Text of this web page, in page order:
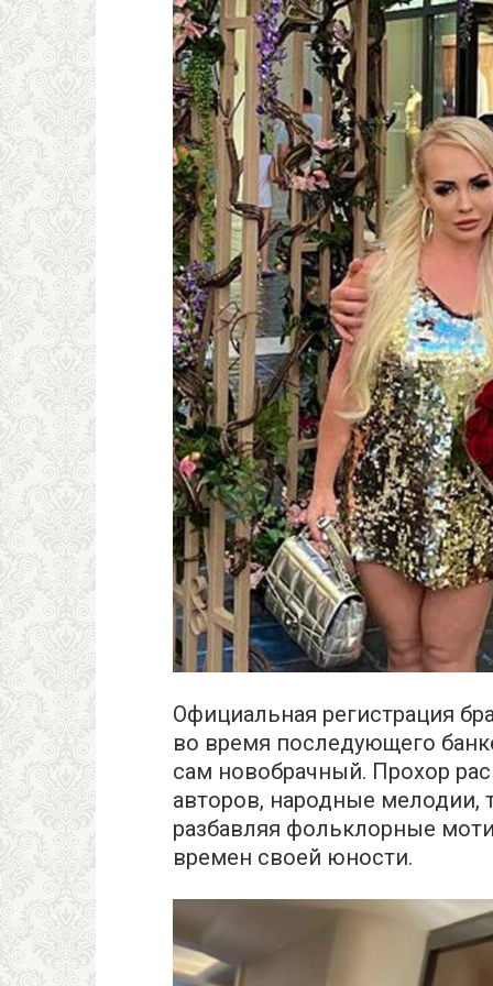
Официальная регистрация
во время последующего
сам новобрачный. Прохор
авторов, народные мелодии,
разбавляя фольклорные
времен своей юности.